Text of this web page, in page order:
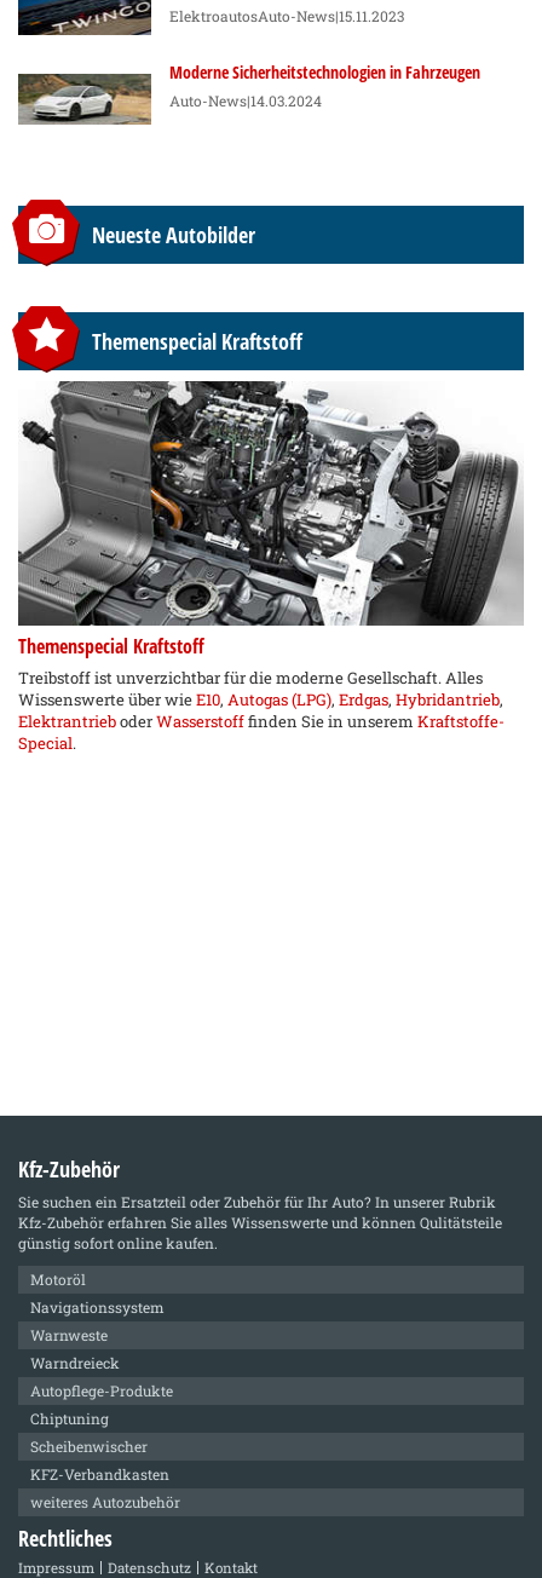
ElektroautosAuto-News|15.11.2023
Moderne Sicherheitstechnologien in Fahrzeugen
Auto-News|14.03.2024
Neueste Autobilder
Themenspecial Kraftstoff
Themenspecial Kraftstoff
Treibstoff ist unverzichtbar für die moderne Gesellschaft. Alles
Wissenswerte über wieE10, Autogas (LPG), Erdgas, Hybridantrieb,
ElektrantrieboderWasserstofffinden Sie in unserem Kraftstoffe-
Special.
Kfz-Zubehör
Sie suchen ein Ersatzteil oder Zubehör für Ihr Auto? In unserer Rubrik
Kfz-Zubehörerfahren Sie alles Wissenswerte und können Qulitätsteile
günstig sofort online kaufen.
Motoröl
Navigationssystem
Warnweste
Warndreieck
Autopflege-Produkte
Chiptuning
Scheibenwischer
KFZ-Verbandkasten
weiteres Autozubehör
Rechtliches
Impressum Datenschutz Kontakt